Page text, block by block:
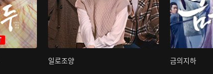
일로조양 금의지하